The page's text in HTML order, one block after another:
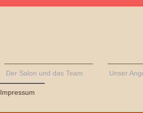
Der Salon und das Team Unser
Impressum